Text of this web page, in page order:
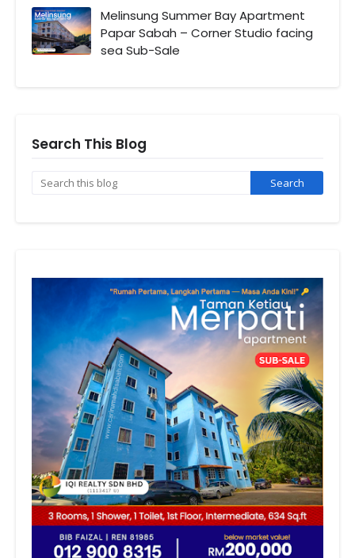
Melinsung Summer Bay Apartment
Papar Sabah – Corner Studio facing
sea Sub-Sale
Search This Blog